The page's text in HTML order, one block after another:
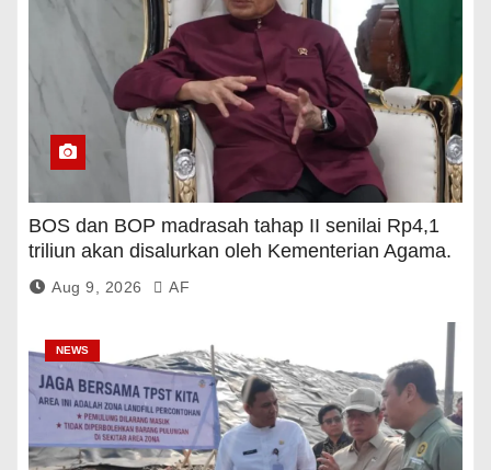
BOS dan BOP madrasah tahap II senilai Rp4,1
triliun akan disalurkan oleh Kementerian Agama.
Aug 9, 2026 AF
NEWS